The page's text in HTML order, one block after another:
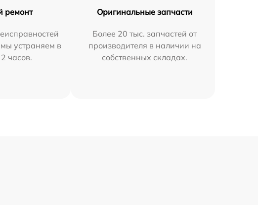
ремонт
устраняем в
часов.
Оригинальные запчасти
Более 20 тыс. запчастей от
производителя в наличии на
собственных складах.